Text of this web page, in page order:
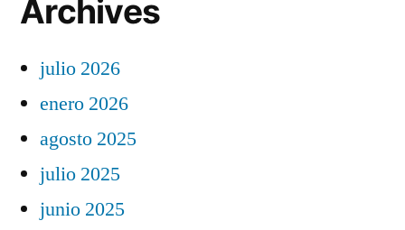
Archives
julio 2026
enero 2026
agosto 2025
julio 2025
junio 2025